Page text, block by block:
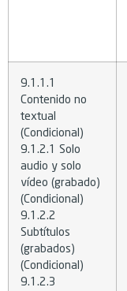
9.1.1.1
Contenido no
textual
(Condicional)
9.1.2.1 Solo
audio y solo
vídeo (grabado)
(Condicional)
9.1.2.2
Subtítulos
(grabados)
(Condicional)
9.1.2.3